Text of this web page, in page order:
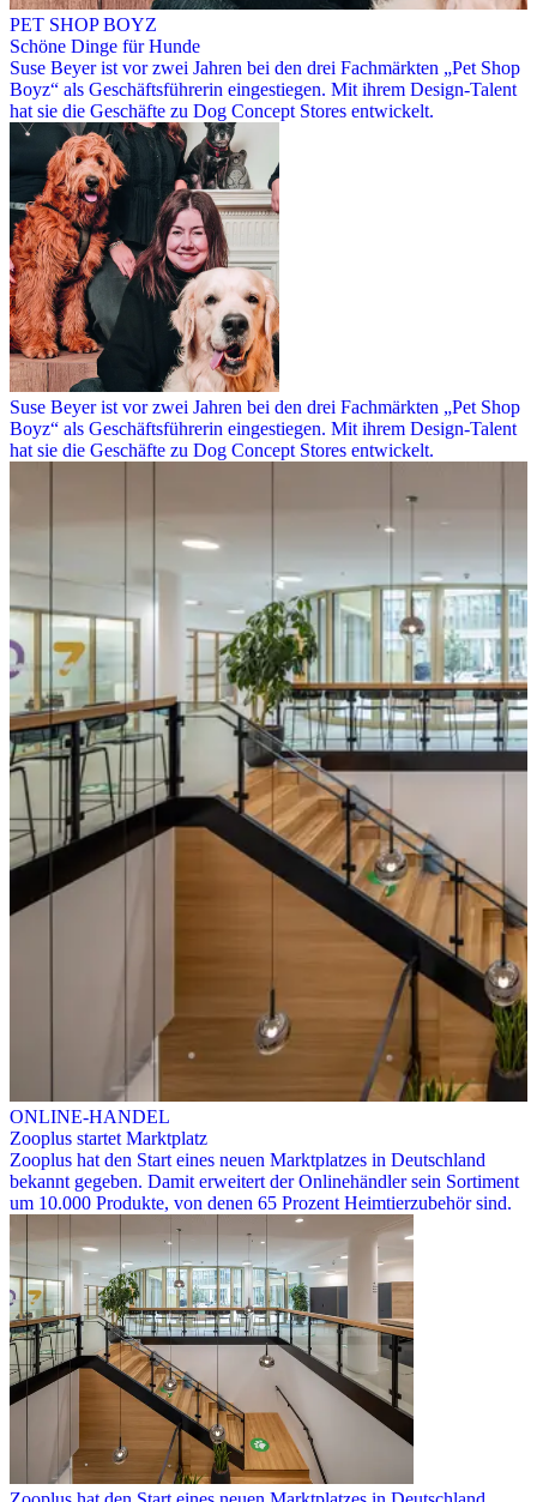
PET SHOP BOYZ
Schöne Dinge für Hunde
Suse Beyer ist vor zwei Jahren bei den drei Fachmärkten „Pet Shop
Boyz“ als Geschäftsführerin eingestiegen. Mit ihrem Design-Talent
hat sie die Geschäfte zu Dog Concept Stores entwickelt.
Suse Beyer ist vor zwei Jahren bei den drei Fachmärkten „Pet Shop
Boyz“ als Geschäftsführerin eingestiegen. Mit ihrem Design-Talent
hat sie die Geschäfte zu Dog Concept Stores entwickelt.
ONLINE-HANDEL
Zooplus startet Marktplatz
Zooplus hat den Start eines neuen Marktplatzes in Deutschland
bekannt gegeben. Damit erweitert der Onlinehändler sein Sortiment
um 10.000 Produkte, von denen 65 Prozent Heimtierzubehör sind.